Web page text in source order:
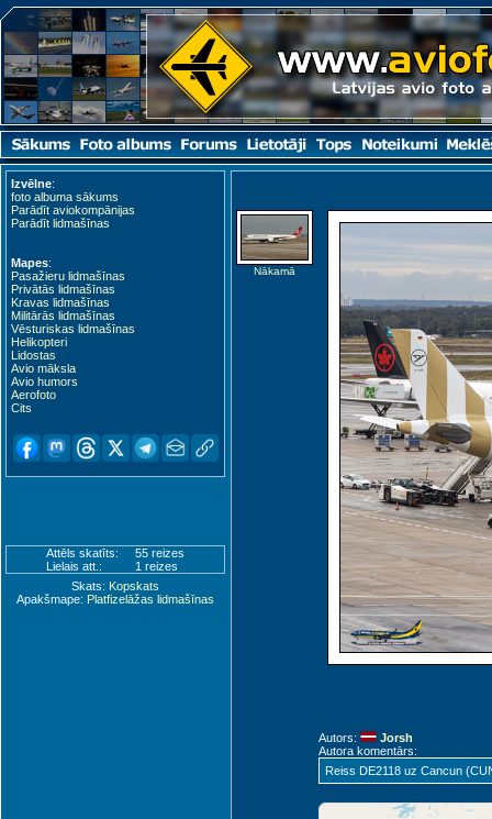
Izvēlne:
foto albuma sākums
Parādīt aviokompānijas
Parādīt lidmašīnas
Mapes:
Pasažieru lidmašīnas
Privātās lidmašīnas
Kravas lidmašīnas
Militārās lidmašīnas
Vēsturiskas lidmašīnas
Helikopteri
Lidostas
Avio māksla
Avio humors
Aerofoto
Cits
Attēls skatīts:
55 reizes
Lielais att.:
1 reizes
Skats: Kopskats
Apakšmape: Platfizelāžas lidmašīnas
Nākamā
Autors:
Jorsh
Autora komentārs:
Reiss DE2118 uz Cancun